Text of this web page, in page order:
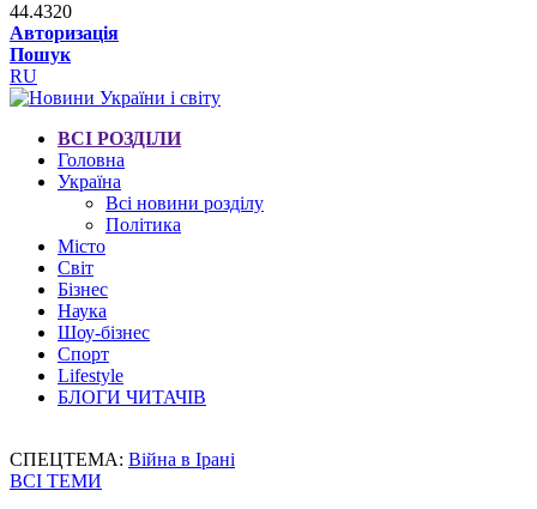
44.4320
Авторизація
Пошук
RU
ВСІ РОЗДІЛИ
Головна
Україна
Всі новини розділу
Політика
Місто
Світ
Бізнес
Наука
Шоу-бізнес
Спорт
Lifestyle
БЛОГИ ЧИТАЧІВ
СПЕЦТЕМА: Війна в Ірані
ВСІ ТЕМИ